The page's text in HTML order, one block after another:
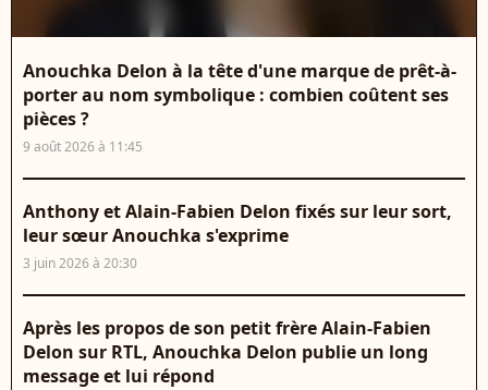
Anouchka Delon à la tête d'une marque de prêt-à-
porter au nom symbolique : combien coûtent ses
pièces ?
9 août 2026 à 11:45
Anthony et Alain-Fabien Delon fixés sur leur sort,
leur sœur Anouchka s'exprime
3 juin 2026 à 20:30
Après les propos de son petit frère Alain-Fabien
Delon sur RTL, Anouchka Delon publie un long
message et lui répond